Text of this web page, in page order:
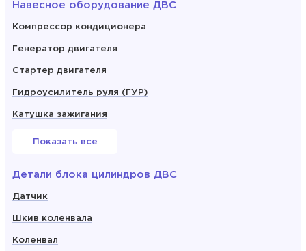
Навесное оборудование ДВС
Компрессор кондиционера
Генератор двигателя
Стартер двигателя
Гидроусилитель руля (ГУР)
Катушка зажигания
Показать все
Детали блока цилиндров ДВС
Датчик
Шкив коленвала
Коленвал